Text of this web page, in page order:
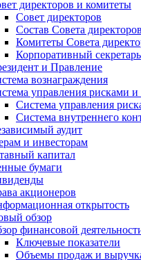
директоров и комитеты
Совет директоров
Состав Совета директоров
Комитеты Совета
Корпоративный секретарь
и Правление
вознаграждения
управления рисками и
Система управления
Система внутреннего
аудит
и инвесторам
капитал
бумаги
акционеров
открытость
обзор
финансовой
Ключевые показатели
Объемы продаж и